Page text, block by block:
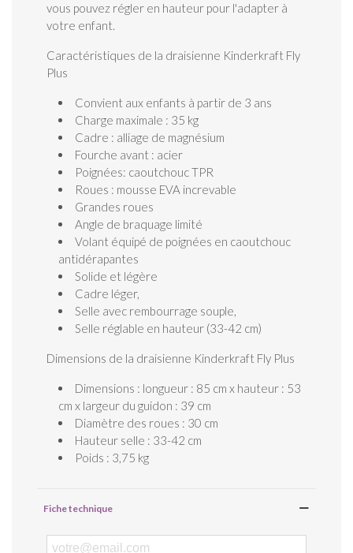
vous pouvez régler en hauteur pour l'adapter à
votre enfant.
Caractéristiques de la draisienne Kinderkraft Fly
Plus
Convient aux enfants à partir de 3 ans
Charge maximale : 35 kg
Cadre : alliage de magnésium
Fourche avant : acier
Poignées: caoutchouc TPR
Roues : mousse EVA increvable
Grandes roues
Angle de braquage limité
Volant équipé de poignées en caoutchouc
antidérapantes
Solide et légère
Cadre léger,
Selle avec rembourrage souple,
Selle réglable en hauteur (33-42 cm)
Dimensions de la draisienne Kinderkraft Fly Plus
Dimensions : longueur : 85 cm x hauteur : 53
cm x largeur du guidon : 39 cm
Diamètre des roues : 30 cm
Hauteur selle : 33-42 cm
Poids : 3,75 kg
Fiche technique